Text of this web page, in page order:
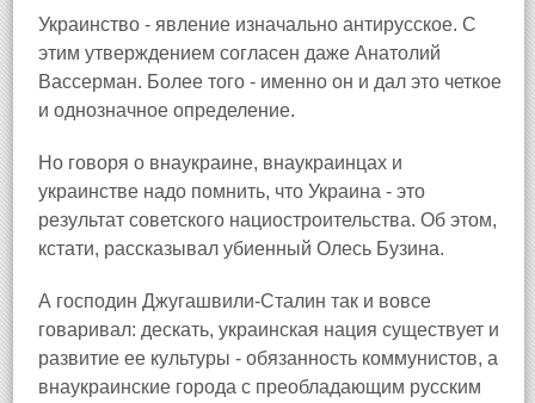
Украинство - явление изначально антирусское. С
этим утверждением согласен даже Анатолий
Вассерман. Более того - именно он и дал это четкое
и однозначное определение.
Но говоря о внаукраине, внаукраинцах и
украинстве надо помнить, что Украина - это
результат советского нациостроительства. Об этом,
кстати, рассказывал убиенный Олесь Бузина.
А господин Джугашвили-Сталин так и вовсе
говаривал: дескать, украинская нация существует и
развитие ее культуры - обязанность коммунистов, а
внаукраинские города с преобладающим русским